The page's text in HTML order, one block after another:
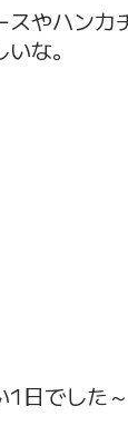
スやハン
な。
1日でした